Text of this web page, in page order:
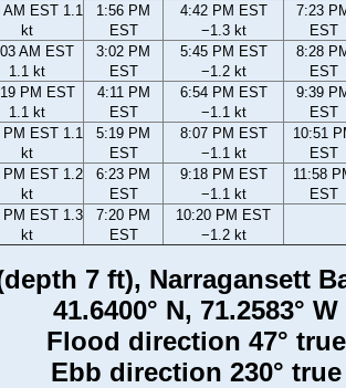
AM EST 1.1
kt
1:56 PM
EST
4:42 PM EST
−1.3 kt
7:23
EST
AM EST
1.1 kt
3:02 PM
EST
5:45 PM EST
−1.2 kt
8:28
EST
PM EST
1.1 kt
4:11 PM
EST
6:54 PM EST
−1.1 kt
9:39
EST
PM EST 1.1
kt
5:19 PM
EST
8:07 PM EST
−1.1 kt
10:51
EST
PM EST 1.2
kt
6:23 PM
EST
9:18 PM EST
−1.1 kt
11:58
EST
PM EST 1.3
kt
7:20 PM
EST
10:20 PM EST
−1.2 kt
7 ft), Narragansett
41.6400° N, 71.2583° W
Flood direction 47° true
Ebb direction 230° true